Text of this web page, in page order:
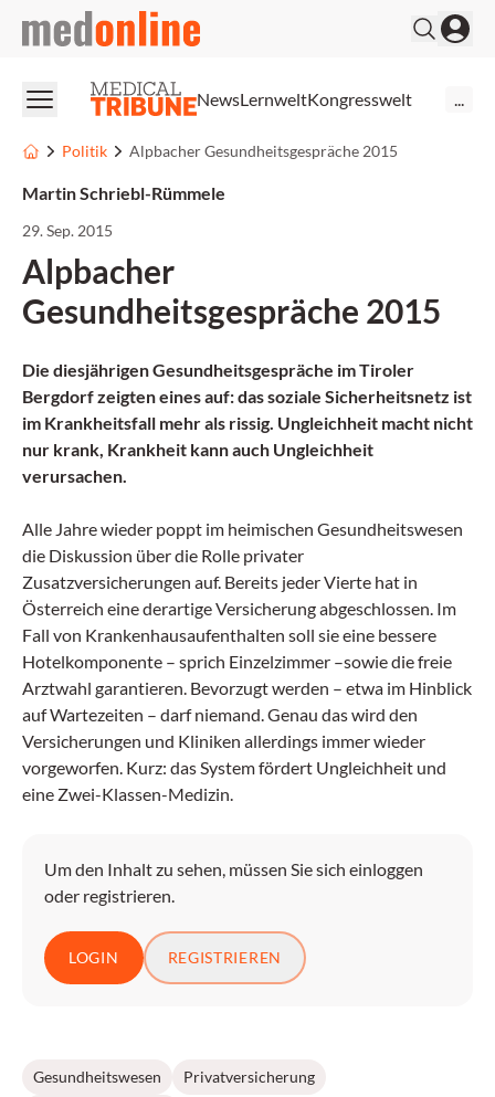
medonline
NewsLernweltKongresswelt
Politik Alpbacher Gesundheitsgespräche 2015
Martin Schriebl-Rümmele
29. Sep. 2015
Alpbacher
Gesundheitsgespräche 2015
Die diesjährigen Gesundheitsgespräche im Tiroler
Bergdorf zeigten eines auf: das soziale Sicherheitsnetz ist
im Krankheitsfall mehr als rissig. Ungleichheit macht nicht
nur krank, Krankheit kann auch Ungleichheit
verursachen.
Alle Jahre wieder poppt im heimischen Gesundheitswesen
die Diskussion über die Rolle privater
Zusatzversicherungen auf. Bereits jeder Vierte hat in
Österreich eine derartige Versicherung abgeschlossen. Im
Fall von Krankenhausaufenthalten soll sie eine bessere
Hotelkomponente – sprich Einzelzimmer –sowie die freie
Arztwahl garantieren. Bevorzugt werden – etwa im Hinblick
auf Wartezeiten – darf niemand. Genau das wird den
Versicherungen und Kliniken allerdings immer wieder
vorgeworfen. Kurz: das System fördert Ungleichheit und
eine Zwei-Klassen-Medizin.
Um den Inhalt zu sehen, müssen Sie sich einloggen
oder registrieren.
LOGIN REGISTRIEREN
Gesundheitswesen
Privatversicherung